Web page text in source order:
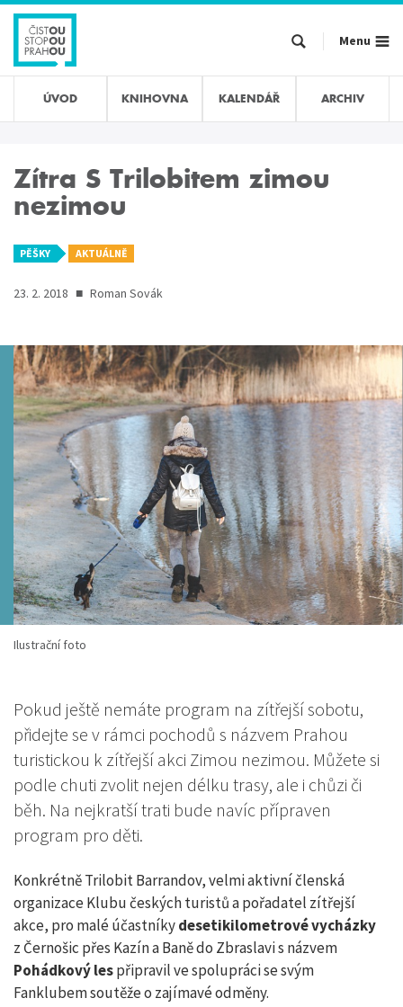
Přejít
hlavnímu
obsahu
Menu
ÚVOD KNIHOVNA KALENDÁŘ ARCHIV
Zítra S Trilobitem zimou
nezimou
PĚŠKY AKTUÁLNĚ
23. 2. 2018 ■ Roman Sovák
Ilustrační foto
Pokud ještě nemáte program na zítřejší sobotu,
přidejte se v rámci pochodů s názvem Prahou
turistickou k zítřejší akci Zimou nezimou. Můžete si
podle chuti zvolit nejen délku trasy, ale i chůzi či
běh. Na nejkratší trati bude navíc přípraven
program pro děti.
Konkrétně Trilobit Barrandov, velmi aktivní členská
organizace Klubu českých turistů a pořadatel zítřejší
akce, pro malé účastníkydesetikilometrové vycházky
z Černošic přes Kazín a Baně do Zbraslavi s názvem
Pohádkový lespřipravil ve spolupráci se svým
Fanklubem soutěže o zajímavé odměny.